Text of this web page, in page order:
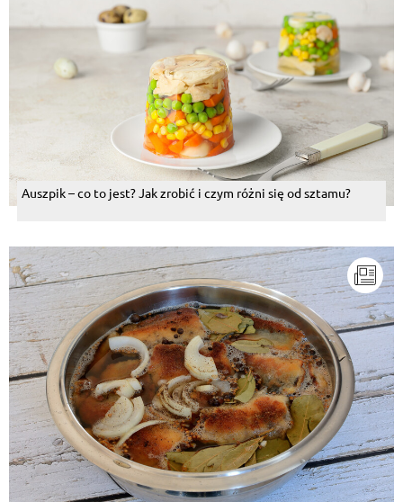
Auszpik – co to jest? Jak zrobić i czym różni się od sztamu?